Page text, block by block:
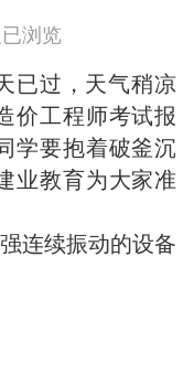
浏览
已过，天气稍凉
价工程师考试报
学要抱着破釜沉
业教育为大家准
连续振动的设备